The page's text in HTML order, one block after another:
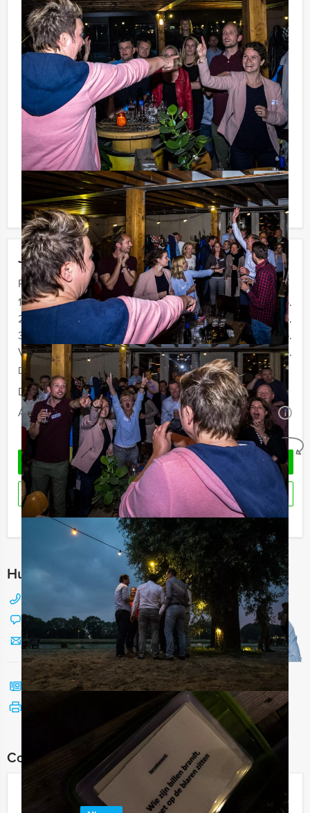
Jouw uitje
Prijs :
12 - 19 personen
€ 62,50 p.p.
20 - 29 personen
€ 59,50 p.p.
30 - 39 personen
€ 56,50 p.p.
Vanaf 40 personen
€ 54,50 p.p.
De prijzen zijn exclusief BTW
Duur:
3 uur en 30 minuten
Aantal:
Minimaal 12 personen i
Geheel vrijblijvend
OFFERTE AANVRAGEN
RESERVEREN
Ik heb een vraag over dit uitje
Hulp nodig bij het kiezen?
Chat met Jeroen
Stuur ons een mailtje
Bel mij terug
Bekijk printbare versie
Bezorgkosten (meerprijs):
Urk € 100,- excl. BTW
Tip:
Dit groepsuitje van Holland Tour Guides komt
standaard met stressverlagende lachsalvo's en
waanzinnige teambuilding. Bijzonder geschikt voor
iedereen die van 'high-fives' houdt!
Komt u niet aan het minimale aantal deelnemers? Als u
bereid bent voor het minimale aantal te betalen, kunt u
ook gewoon voor minder personen boeken!
Combineer dit uitje met:
De Grote Voetbalquiz In Delft